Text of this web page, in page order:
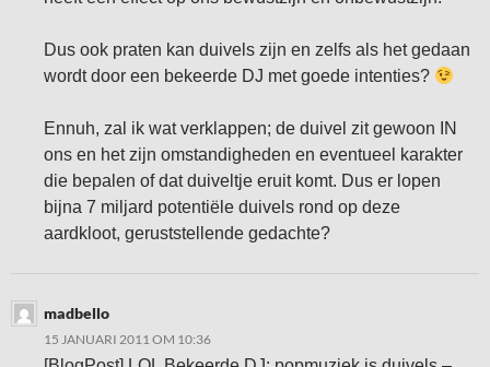
Dus ook praten kan duivels zijn en zelfs als het gedaan
wordt door een bekeerde DJ met goede intenties?
Ennuh, zal ik wat verklappen; de duivel zit gewoon IN
ons en het zijn omstandigheden en eventueel karakter
die bepalen of dat duiveltje eruit komt. Dus er lopen
bijna 7 miljard potentiële duivels rond op deze
aardkloot, geruststellende gedachte?
madbello
15 JANUARI 2011 OM 10:36